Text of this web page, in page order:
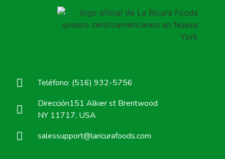
Teléfono: (516) 932-5756
Dirección151 Alkier st Brentwood
NY 11717, USA
salessupport@laricurafoods.com